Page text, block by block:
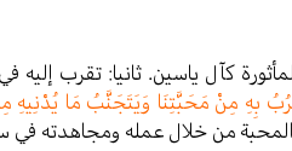
كآل ياسين. ثانيا: تقرب
بِهِ مِنْ مَحَبَّتِنَا وَيَتَجَنَّبُ مَا يُدْنِيهِ
المحبة من خلال عمله ومجاهدته في